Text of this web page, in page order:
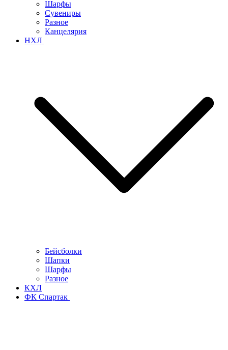
Шарфы
Сувениры
Разное
Канцелярия
НХЛ
Бейсболки
Шапки
Шарфы
Разное
КХЛ
ФК Спартак